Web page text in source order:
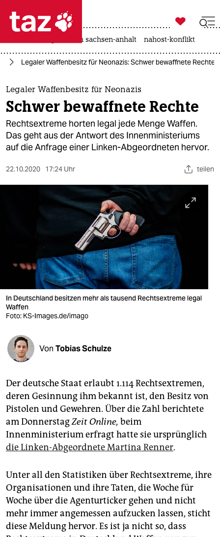
 taz zahl ich
taz zahl ich
themen
politik
öko
gesellschaft
wahrheit
verlag
verlag
shop
fragen & hilfe
unterstützen
abo
genossenschaft
epaper login

taz zahl ich
landtagswahl in sachsen-anhalt nahost-konflikt
Legaler Waffenbesitz für Neonazis: Schwer bewaffnete Rechte
Legaler Waffenbesitz für Neonazis
Schwer bewaffnete Rechte
Rechtsextreme horten legal jede Menge Waffen.
Das geht aus der Antwort des Innenministeriums
auf die Anfrage einer Linken-Abgeordneten hervor.
22.10.2020 17:24 Uhr teilen
In Deutschland besitzen mehr als tausend Rechtsextreme legal
Waffen
Foto: KS-Images.de/imago
Von Tobias Schulze
Der deutsche Staat erlaubt 1.114 Rechtsextremen,
deren Gesinnung ihm bekannt ist, den Besitz von
Pistolen und Gewehren. Über die Zahl berichtete
am DonnerstagZeit Online, beim
Innenministerium erfragt hatte sie ursprünglich
die Linken-Abgeordnete Martina Renner.
Unter all den Statistiken über Rechtsextreme, ihre
Organisationen und ihre Taten, die Woche für
Woche über die Agenturticker gehen und nicht
mehr immer angemessen aufzucken lassen, sticht
diese Meldung hervor. Es ist ja nicht so, dass